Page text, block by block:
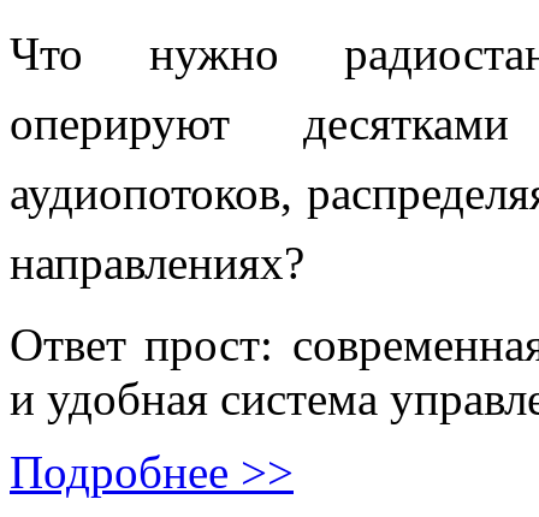
Что нужно
оперируют
аудиопотоков,
направлениях?
Ответ прост:
и удобная система
Подробнее >>